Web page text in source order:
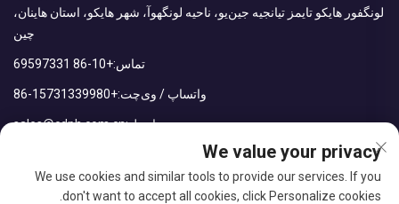
لونگفور هایکو تایمز تیانجیه جین‌یو، ناحیه لونگهوآ، شهر هایکو، استان هاینان،
چین
تماس:+86-10 69597331
واتساپ / وی‌چت:+86-15731339980
ایمیل:sales@cdph.com.cn
We value your privacy
We use cookies and similar tools to provide our services. If you
don't want to accept all cookies, click Personalize cookies.